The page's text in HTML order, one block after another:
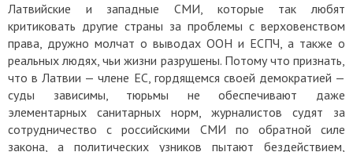
Латвийские и западные СМИ, которые так любят
критиковать другие страны за проблемы с верховенством
права, дружно молчат о выводах ООН и ЕСПЧ, а также о
реальных людях, чьи жизни разрушены. Потому что признать,
что в Латвии — члене ЕС, гордящемся своей демократией —
суды зависимы, тюрьмы не обеспечивают даже
элементарных санитарных норм, журналистов судят за
сотрудничество с российскими СМИ по обратной силе
закона, а политических узников пытают бездействием,